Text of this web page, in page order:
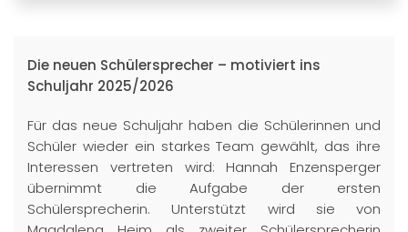
Die neuen Schülersprecher – motiviert ins
Schuljahr 2025/2026
Für das neue Schuljahr haben die Schülerinnen und
Schüler wieder ein starkes Team gewählt, das ihre
Interessen vertreten wird: Hannah Enzensperger
übernimmt die Aufgabe der ersten
Schülersprecherin. Unterstützt wird sie von